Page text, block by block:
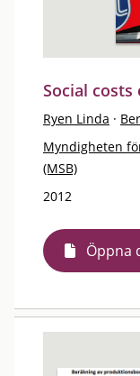
Social costs
Ryen Linda ·
Myndigheten
(MSB)
2012
Öppna